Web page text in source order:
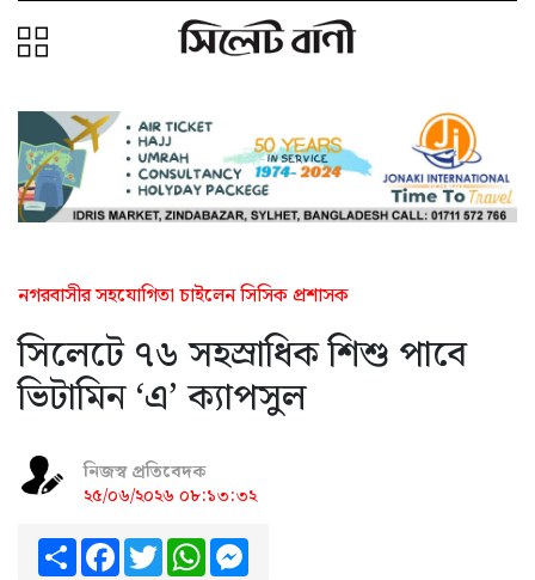
নগরবাসীর সহযোগিতা চাইলেন সিসিক প্রশাসক
সিলেটে ৭৬ সহস্রাধিক শিশু পাবে
ভিটামিন ‘এ’ ক্যাপসুল
নিজস্ব প্রতিবেদক
২৫/০৬/২০২৬ ০৮:১৩:৩২
ShareFacebook
TwitterWhatsApp